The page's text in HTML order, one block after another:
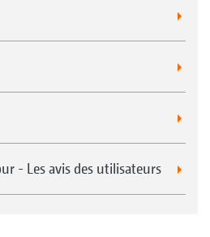
- Les avis des utilisateurs